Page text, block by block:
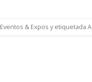
Eventos & Expos y etiquetada